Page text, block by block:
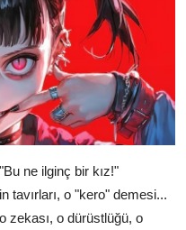
ne ilginç bir kız!"
tavırları, o "kero" demesi...
zekası, o dürüstlüğü, o